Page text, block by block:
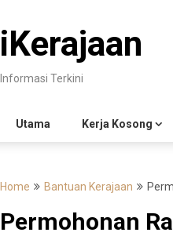
iKerajaan
Informasi Terkini
Utama Kerja Kosong
Home Bantuan Kerajaan
Permohonan